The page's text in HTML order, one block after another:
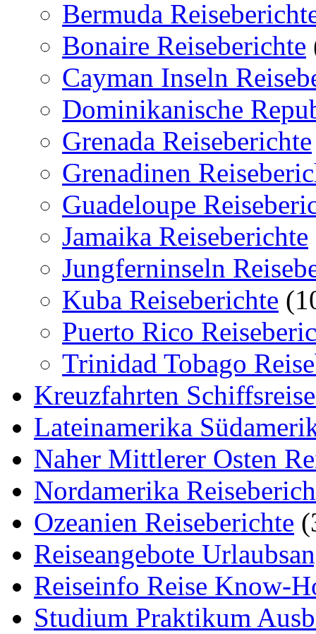
Bermuda
Bonaire Reiseberichte
Cayman Inseln
Dominikanische
Grenada Reiseberichte
Grenadinen
Guadeloupe
Jamaika Reiseberichte
Jungferninseln
Kuba Reiseberichte
Puerto Rico
Trinidad Tobago
Kreuzfahrten
Lateinamerika
Naher Mittlerer Osten
Nordamerika
Ozeanien Reiseberichte
Reiseangebote
Reiseinfo Reise Know-
Studium Praktikum